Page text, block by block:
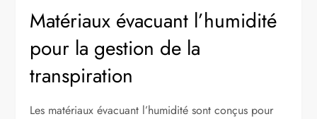
Matériaux évacuant l’humidité
pour la gestion de la
transpiration
Les matériaux évacuant l’humidité sont conçus pour